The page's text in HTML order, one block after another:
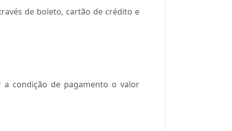
de boleto, cartão de crédito e
a condição de pagamento o valor